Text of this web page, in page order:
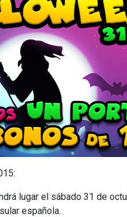
lugar el sábado 31 de
española.